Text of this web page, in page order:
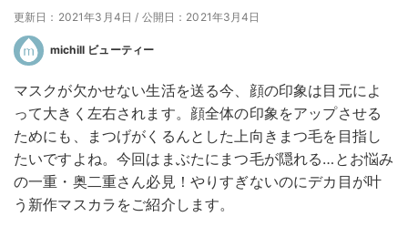
更新日：2021年3月4日 / 公開日：2021年3月4日
michill ビューティー
マスクが欠かせない生活を送る今、顔の印象は目元によ
って大きく左右されます。顔全体の印象をアップさせる
ためにも、まつげがくるんとした上向きまつ毛を目指し
たいですよね。今回はまぶたにまつ毛が隠れる…とお悩み
の一重・奥二重さん必見！やりすぎないのにデカ目が叶
う新作マスカラをご紹介します。